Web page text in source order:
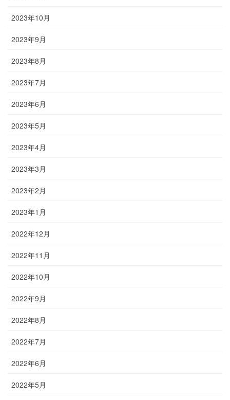
2023年10月
2023年9月
2023年8月
2023年7月
2023年6月
2023年5月
2023年4月
2023年3月
2023年2月
2023年1月
2022年12月
2022年11月
2022年10月
2022年9月
2022年8月
2022年7月
2022年6月
2022年5月